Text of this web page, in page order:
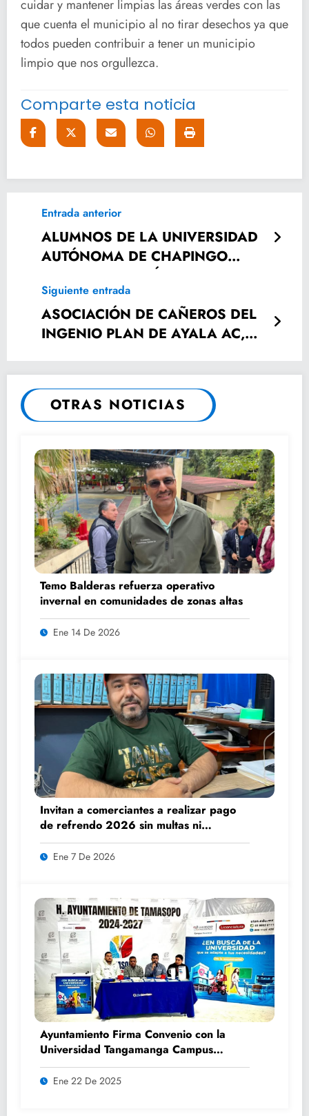
cuidar y mantener limpias las áreas verdes con las
que cuenta el municipio al no tirar desechos ya que
todos pueden contribuir a tener un municipio
limpio que nos orgullezca.
Comparte esta noticia
Entrada anterior
ALUMNOS DE LA UNIVERSIDAD
AUTÓNOMA DE CHAPINGO
REALIZARON PRÁCTICAS EN
SAN ANTONIO
Siguiente entrada
ASOCIACIÓN DE CAÑEROS DEL
INGENIO PLAN DE AYALA AC,
EL BLOQUEO DE LA SALIDA DE
AZÚCAR DEL INGENIO
OTRAS NOTICIAS
Temo Balderas refuerza operativo
invernal en comunidades de zonas altas
Ene 14 De 2026
Invitan a comerciantes a realizar pago
de refrendo 2026 sin multas ni
recargos
Ene 7 De 2026
Ayuntamiento Firma Convenio con la
Universidad Tangamanga Campus
Huasteca
Ene 22 De 2025